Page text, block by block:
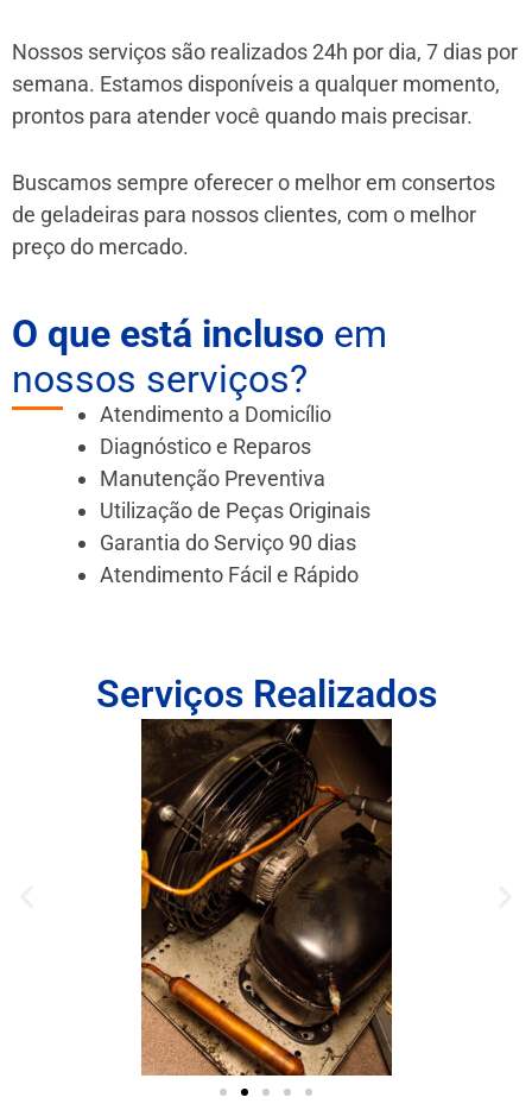
Nossos serviços são realizados 24h por dia, 7 dias por
semana. Estamos disponíveis a qualquer momento,
prontos para atender você quando mais precisar.
Buscamos sempre oferecer o melhor em consertos
de geladeiras para nossos clientes, com o melhor
preço do mercado.
O que está incluso em
nossos serviços?
Atendimento a Domicílio
Diagnóstico e Reparos
Manutenção Preventiva
Utilização de Peças Originais
Garantia do Serviço 90 dias
Atendimento Fácil e Rápido
Serviços Realizados